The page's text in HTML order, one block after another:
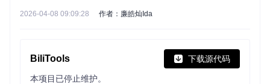
2026-04-08 09:09:28 作者：廉皓灿Ida
BiliTools 下载源代码
本项目已停止维护。